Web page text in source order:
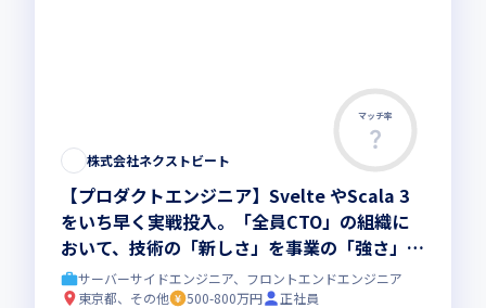
マッチ率
株式会社ネクストビート
【プロダクトエンジニア】Svelte やScala 3
をいち早く実戦投入。「全員CTO」の組織に
おいて、技術の「新しさ」を事業の「強さ」に
変えませんか？
サーバーサイドエンジニア、フロントエンドエンジニア
東京都、その他
500-800万円
正社員